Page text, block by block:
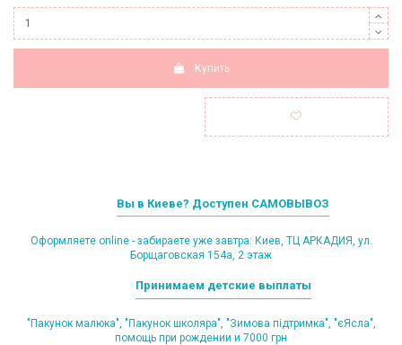
Купить
Вы в Киеве? Доступен САМОВЫВОЗ
Оформляете online - забираете уже завтра: Киев, ТЦ АРКАДИЯ, ул.
Борщаговская 154а, 2 этаж
Принимаем детские выплаты
"Пакунок малюка", "Пакунок школяра", "Зимова підтримка", "єЯсла",
помощь при рождении и 7000 грн